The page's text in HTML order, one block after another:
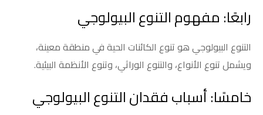
رابعًا: مفهوم التنوع البيولوجي
التنوع البيولوجي هو تنوع الكائنات الحية في منطقة معينة،
ويشمل تنوع الأنواع، والتنوع الوراثي، وتنوع الأنظمة البيئية.
خامسًا: أسباب فقدان التنوع البيولوجي